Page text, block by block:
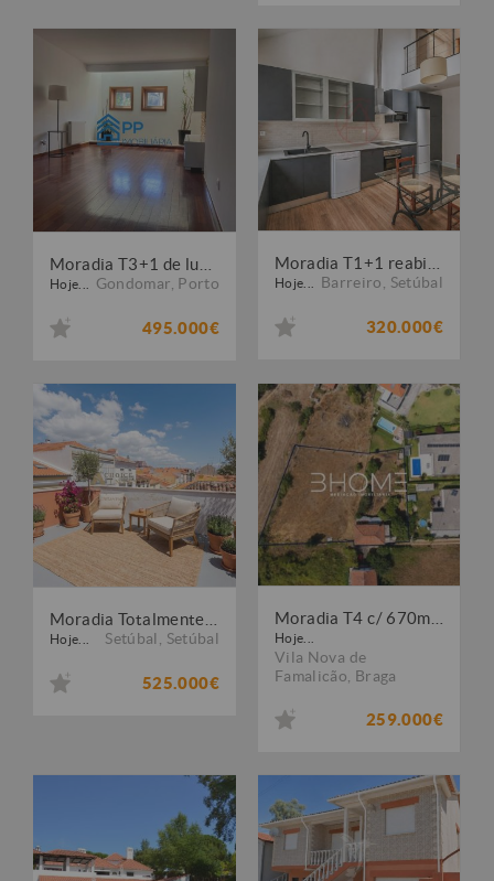
Hoje... Gondomar Porto
495.000€
Hoje... Barreiro Setúbal
320.000€
Hoje... Setúbal Setúbal
525.000€
Hoje...
Vila Nova de
Famalicão Braga
259.000€